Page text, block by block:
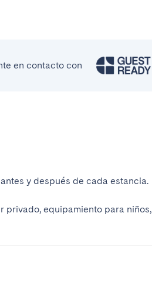
en contacto con
y después de cada estancia.
privado, equipamiento para niños,